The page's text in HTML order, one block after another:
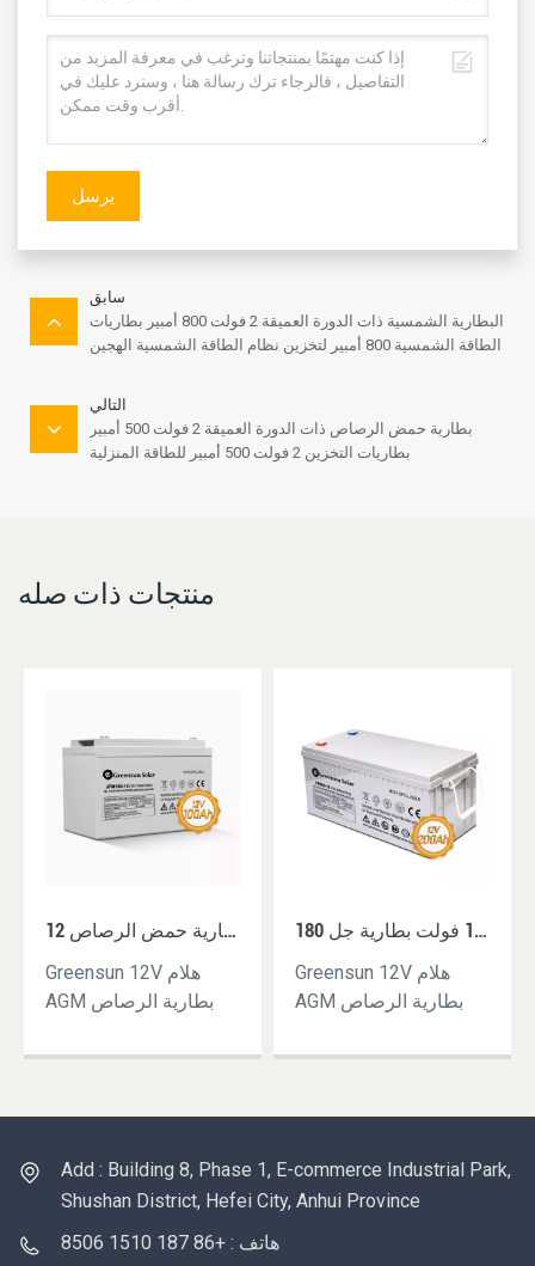
يرسل
سابق
البطارية الشمسية ذات الدورة العميقة 2 فولت 800 أمبير بطاريات
الطاقة الشمسية 800 أمبير لتخزين نظام الطاقة الشمسية الهجين
التالي
بطارية حمض الرصاص ذات الدورة العميقة 2 فولت 500 أمبير
بطاريات التخزين 2 فولت 500 أمبير للطاقة المنزلية
منتجات ذات صله
الصفحة الرئيسية تخزين بطارية حمض الرصاص 12V 100AH 120AH AGM GEL VRLA مختومة بطاريات حمض للبيع
Greensun 12V هلام
AGM بطارية الرصاص
متاح ، خدمة ما بعد
مملوك ، سعر تنافسي
دورة عميقة 12 فولت بطارية جل 180AH 190AH 200AH تخزين منزلي بطاريات حمض الرصاص 200 AH AGM GEL مع العاكس
Greensun 12V هلام
AGM بطارية الرصاص
متاح ، خدمة ما بعد البيع3
مملوك ، سعر تنافسي
Add : Building 8, Phase 1, E-commerce Industrial Park,
Shushan District, Hefei City, Anhui Province
هاتف : +86 187 1510 8506